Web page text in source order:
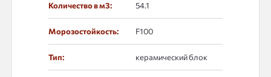
Количество в м3: 54.1
Морозостойкость: F100
Тип: керамический блок